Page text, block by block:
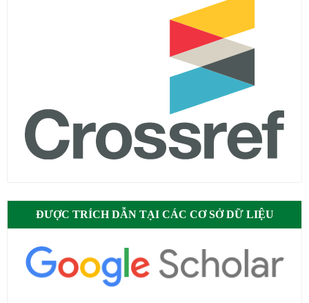
ĐƯỢC TRÍCH DẪN TẠI CÁC CƠ SỞ DỮ LIỆU